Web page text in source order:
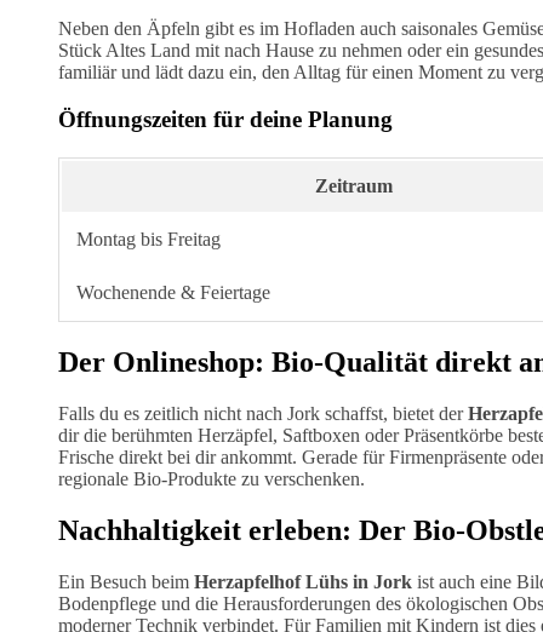
Neben den Äpfeln gibt es im Hofladen auch saisonales
Stück Altes Land mit nach Hause zu nehmen oder ein
familiär und lädt dazu ein, den Alltag für einen Moment zu
Öffnungszeiten für deine Planung
Zeitraum
Montag bis Freitag
Wochenende & Feiertage
Der Onlineshop: Bio-Qualität direkt
Falls du es zeitlich nicht nach Jork schaffst, bietet der
dir die berühmten Herzäpfel, Saftboxen oder Präsentkörbe
Frische direkt bei dir ankommt. Gerade für Firmenpräsente
regionale Bio-Produkte zu verschenken.
Nachhaltigkeit erleben: Der Bio-
Ein Besuch beim Herzapfelhof Lühs in Jork ist auch eine
Bodenpflege und die Herausforderungen des ökologischen
moderner Technik verbindet. Für Familien mit Kindern ist